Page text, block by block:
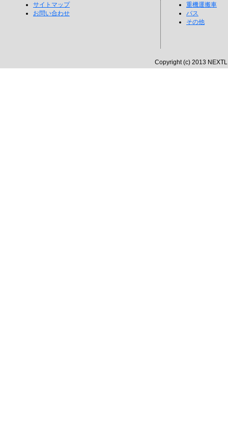
サイトマップ
お問い合わせ
重機運搬車
バス
その他
Copyright (c) 2013